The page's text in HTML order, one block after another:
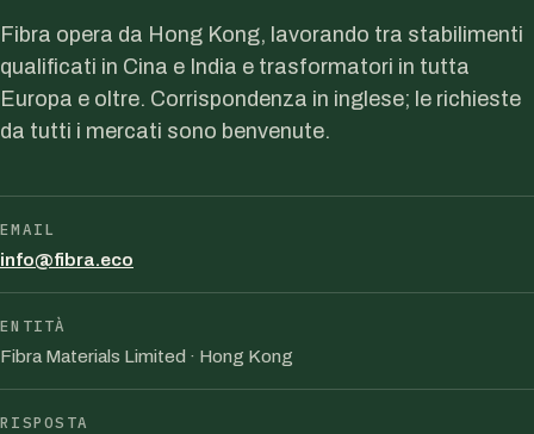
Fibra opera da Hong Kong, lavorando tra stabilimenti
qualificati in Cina e India e trasformatori in tutta
Europa e oltre. Corrispondenza in inglese; le richieste
da tutti i mercati sono benvenute.
EMAIL
info@fibra.eco
ENTITÀ
Fibra Materials Limited · Hong Kong
RISPOSTA